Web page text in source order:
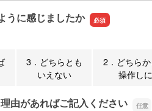
うに感じましたか
3．どちらとも
いえない
2．どちら
操作し
由があればご記入ください